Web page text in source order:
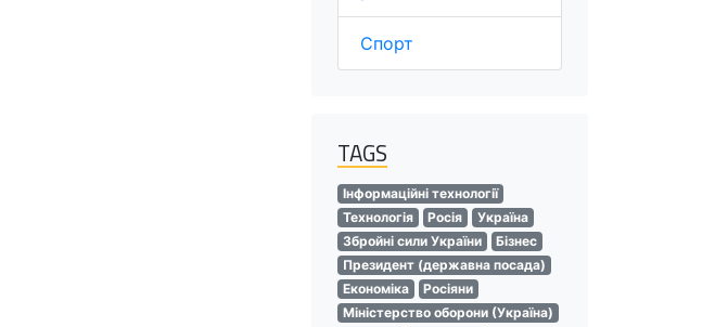
Спорт
TAGS
Інформаційні технології
Технологія
Росія
Україна
Збройні сили України
Бізнес
Президент (державна посада)
Економіка
Росіяни
Міністерство оборони (Україна)